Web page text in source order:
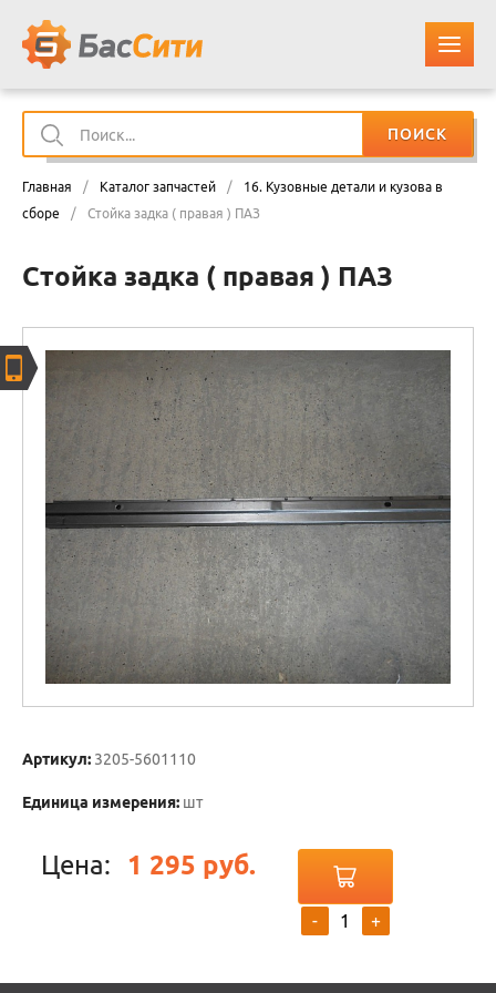
ПОИСК
Главная / Каталог запчастей /
16. Кузовные детали и кузова в
сборе
/ Стойка задка ( правая ) ПАЗ
Стойка задка ( правая ) ПАЗ
Артикул: 3205-5601110
Единица измерения: шт
Цена: 1 295 руб.
- +
КАТАЛОГ ЗАПЧАСТЕЙ
ОПЛАТА И ДОСТАВКА
КОРЗИНА